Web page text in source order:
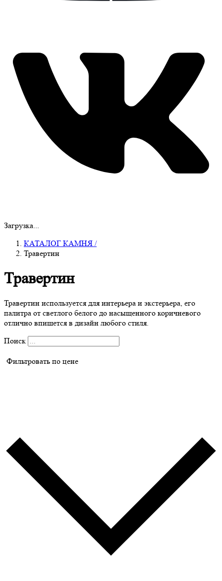
Загрузка...
КАТАЛОГ КАМНЯ /
Травертин
Травертин
Травертин используется для интерьера и экстерьера, его
палитра от светлого белого до насыщенного коричневого
отлично впишется в дизайн любого стиля.
Поиск
Фильтровать по цене